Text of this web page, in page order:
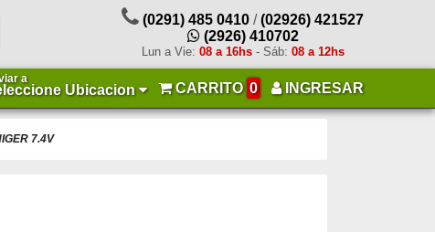
(0291) 485 0410 /(02926) 421527
(2926) 410702
Lun a Vie: 08 a 16hs- Sáb: 08 a 12hs
a
Ubicacion CARRITO 0 INGRESAR
7.4V